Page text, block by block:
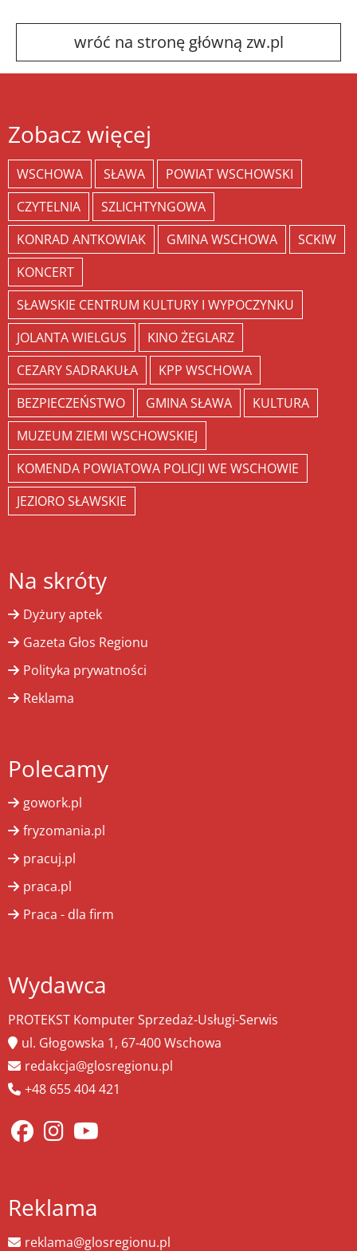
wróć na stronę główną zw.pl
Zobacz więcej
WSCHOWA SŁAWA
POWIAT WSCHOWSKI
CZYTELNIA
SZLICHTYNGOWA
KONRAD ANTKOWIAK
GMINA WSCHOWA
SCKIW
KONCERT
SŁAWSKIE CENTRUM KULTURY I WYPOCZYNKU
JOLANTA WIELGUS
KINO ŻEGLARZ
CEZARY SADRAKUŁA
KPP WSCHOWA
BEZPIECZEŃSTWO
GMINA SŁAWA
KULTURA
MUZEUM ZIEMI WSCHOWSKIEJ
KOMENDA POWIATOWA POLICJI WE WSCHOWIE
JEZIORO SŁAWSKIE
Na skróty
Dyżury aptek
Gazeta Głos Regionu
Polityka prywatności
Reklama
Polecamy
gowork.pl
fryzomania.pl
pracuj.pl
praca.pl
Praca - dla firm
Wydawca
PROTEKST Komputer Sprzedaż-Usługi-Serwis
ul. Głogowska 1, 67-400 Wschowa
redakcja@glosregionu.pl
+48 655 404 421
Reklama
reklama@glosregionu.pl